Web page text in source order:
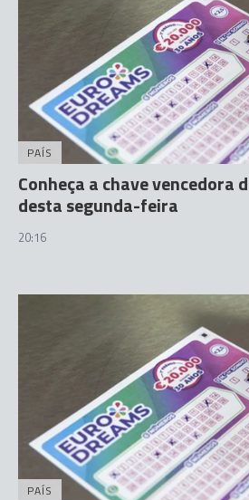
PAÍS
Conheça a chave vencedora
desta segunda-feira
20:16
PAÍS